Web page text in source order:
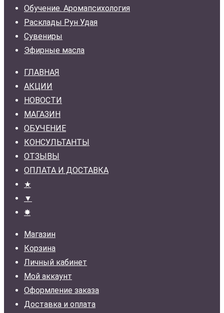
Обучение. Аромапсихология
Расклады Рун Удая
Сувениры
Эфирные масла
ГЛАВНАЯ
АКЦИИ
НОВОСТИ
МАГАЗИН
ОБУЧЕНИЕ
КОНСУЛЬТАНТЫ
ОТЗЫВЫ
ОПЛАТА И ДОСТАВКА
★
▼
✸
Магазин
Корзина
Личный кабинет
Мой аккаунт
Оформление заказа
Доставка и оплата